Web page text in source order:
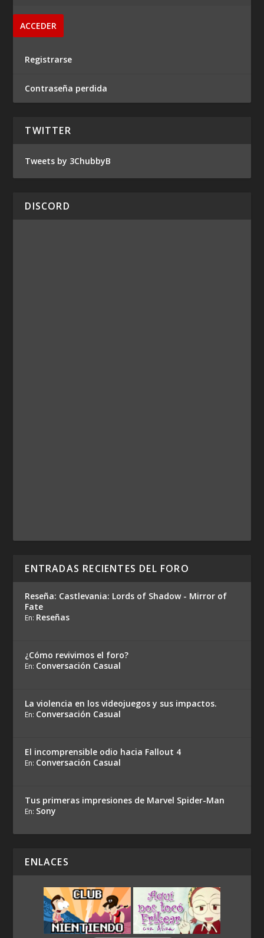
Registrarse
Contraseña perdida
TWITTER
Tweets by 3ChubbyB
DISCORD
ENTRADAS RECIENTES DEL FORO
Reseña: Castlevania: Lords of Shadow - Mirror of
Fate
En: Reseñas
¿Cómo revivimos el foro?
En: Conversación Casual
La violencia en los videojuegos y sus impactos.
En: Conversación Casual
El incomprensible odio hacia Fallout 4
En: Conversación Casual
Tus primeras impresiones de Marvel Spider-Man
En: Sony
ENLACES